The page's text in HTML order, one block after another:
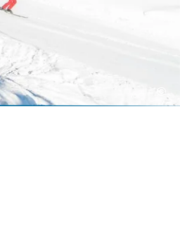
Wetter & Webcams
Bayerische Regiobahn
E-Carsharing
Bergbus
Skibus
Parken in Lenggries
Lenggrieser Kripperlweg
©